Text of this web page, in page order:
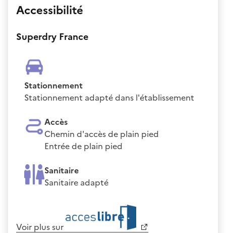
Accessibilité
Superdry France
Stationnement
Stationnement adapté dans l'établissement
Accès
Chemin d'accès de plain pied
Entrée de plain pied
Sanitaire
Sanitaire adapté
Voir plus sur